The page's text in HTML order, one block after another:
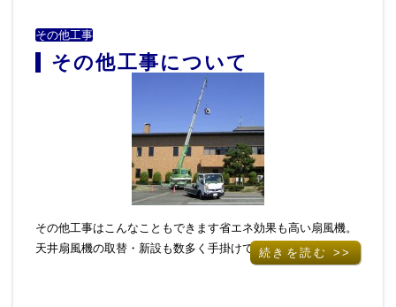
その他工事
その他工事について
その他工事はこんなこともできます省エネ効果も高い扇風機。
天井扇風機の取替・新設も数多く手掛けています。
続きを読む >>